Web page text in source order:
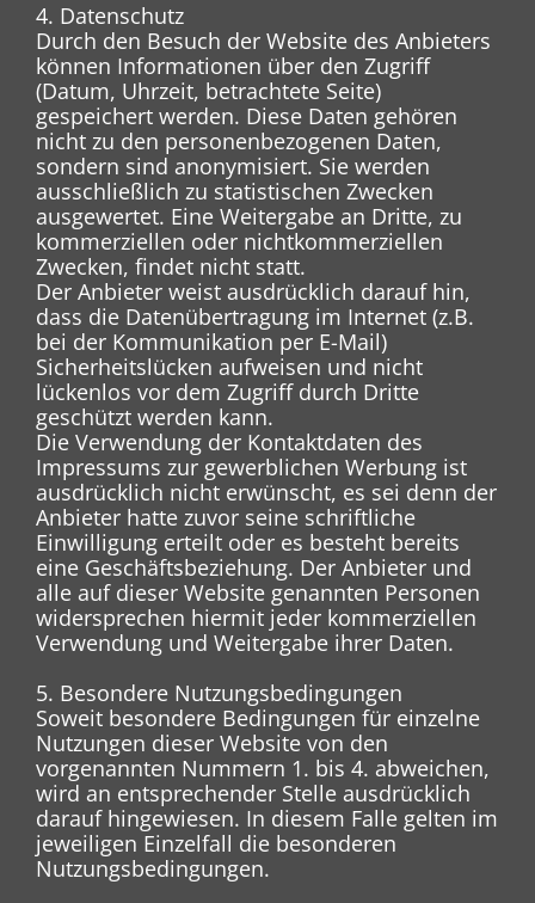
4. Datenschutz
Durch den Besuch der Website des Anbieters
können Informationen über den Zugriff
(Datum, Uhrzeit, betrachtete Seite)
gespeichert werden. Diese Daten gehören
nicht zu den personenbezogenen Daten,
sondern sind anonymisiert. Sie werden
ausschließlich zu statistischen Zwecken
ausgewertet. Eine Weitergabe an Dritte, zu
kommerziellen oder nichtkommerziellen
Zwecken, findet nicht statt.
Der Anbieter weist ausdrücklich darauf hin,
dass die Datenübertragung im Internet (z.B.
bei der Kommunikation per E-Mail)
Sicherheitslücken aufweisen und nicht
lückenlos vor dem Zugriff durch Dritte
geschützt werden kann.
Die Verwendung der Kontaktdaten des
Impressums zur gewerblichen Werbung ist
ausdrücklich nicht erwünscht, es sei denn der
Anbieter hatte zuvor seine schriftliche
Einwilligung erteilt oder es besteht bereits
eine Geschäftsbeziehung. Der Anbieter und
alle auf dieser Website genannten Personen
widersprechen hiermit jeder kommerziellen
Verwendung und Weitergabe ihrer Daten.
5. Besondere Nutzungsbedingungen
Soweit besondere Bedingungen für einzelne
Nutzungen dieser Website von den
vorgenannten Nummern 1. bis 4. abweichen,
wird an entsprechender Stelle ausdrücklich
darauf hingewiesen. In diesem Falle gelten im
jeweiligen Einzelfall die besonderen
Nutzungsbedingungen.